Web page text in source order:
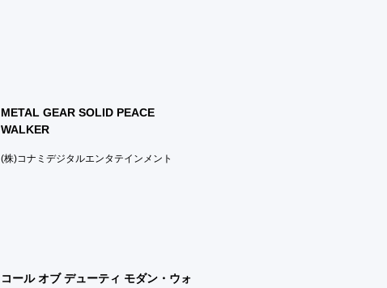
METAL GEAR SOLID PEACE
WALKER
(株)コナミデジタルエンタテインメント
コール オブ デューティ モダン・ウォ